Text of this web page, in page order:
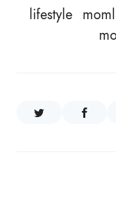
lifestyle